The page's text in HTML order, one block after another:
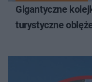
Gigantyczne
turystyczne